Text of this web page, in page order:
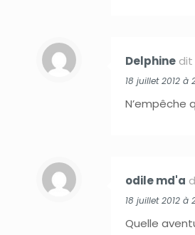
Delphine dit
18 juillet 2012 à
N’empêche
odile md'a
18 juillet 2012 à
Quelle